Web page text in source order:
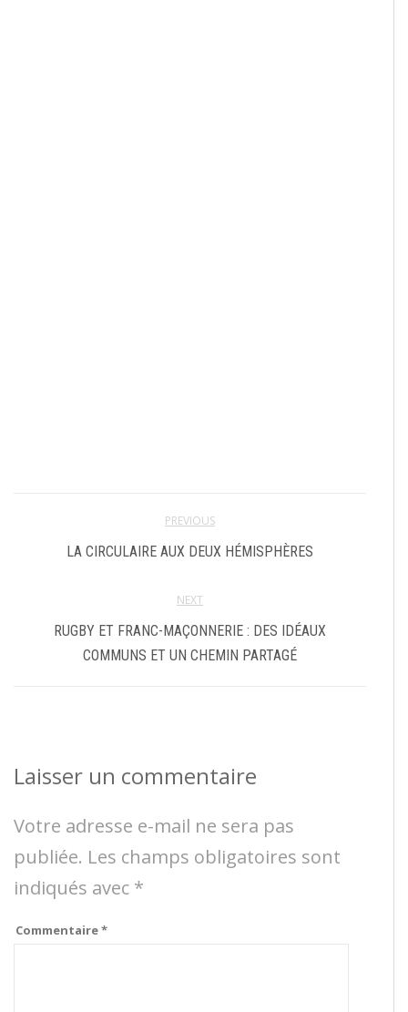
PREVIOUS
LA CIRCULAIRE AUX DEUX HÉMISPHÈRES
NEXT
RUGBY ET FRANC-MAÇONNERIE : DES IDÉAUX
COMMUNS ET UN CHEMIN PARTAGÉ
Laisser un commentaire
Votre adresse e-mail ne sera pas
publiée. Les champs obligatoires sont
indiqués avec *
Commentaire*